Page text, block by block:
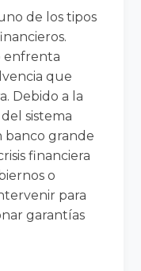
de los tipos
enfrenta
que
Debido a la
sistema
banco grande
financiera
o
para
garantías